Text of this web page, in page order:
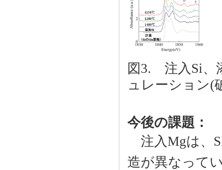
図3. 注入Si、
ュレーション(
今後の課題：
注入Mgは、
造が異なって